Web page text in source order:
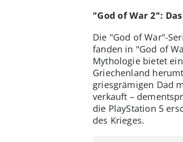
"God of War 2":
Die "God of War"-
fanden in "God of
Mythologie bietet
Griechenland
griesgrämigen Dad
verkauft –
die PlayStation 5
des Krieges.